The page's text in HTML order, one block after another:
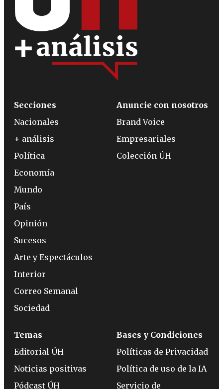
Secciones
Nacionales
+ análisis
Política
Economía
Mundo
País
Opinión
Sucesos
Arte y Espectáculos
Interior
Correo Semanal
Sociedad
Anuncie con nosotros
Brand Voice
Empresariales
Colección ÚH
Temas
Editorial ÚH
Noticias positivas
Pódcast ÚH
Bases y Condiciones
Políticas de Privacidad
Política de uso de la IA
Servicio de